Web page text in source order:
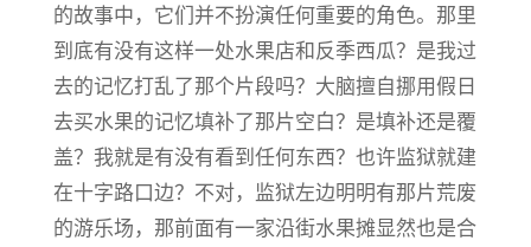
的故事中，它们并不扮演任何重要的角色。那里
到底有没有这样一处水果店和反季西瓜？是我过
去的记忆打乱了那个片段吗？大脑擅自挪用假日
去买水果的记忆填补了那片空白？是填补还是覆
盖？我就是有没有看到任何东西？也许监狱就建
在十字路口边？不对，监狱左边明明有那片荒废
的游乐场，那前面有一家沿街水果摊显然也是合